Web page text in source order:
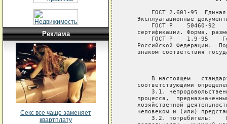
Реклама
Секс все чаще заменяет
квартплату